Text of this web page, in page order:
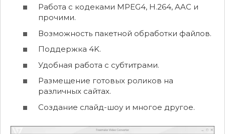
Работа с кодеками MPEG4, H.264, AAC и
прочими.
Возможность пакетной обработки файлов.
Поддержка 4K.
Удобная работа с субтитрами.
Размещение готовых роликов на
различных сайтах.
Создание слайд-шоу и многое другое.